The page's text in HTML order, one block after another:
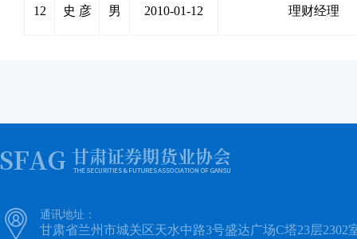
12 史 彦 男 2010-01-12 理财经理
 通讯地址：
甘肃省兰州市城关区天水中路3号盛达广场C塔23层2302